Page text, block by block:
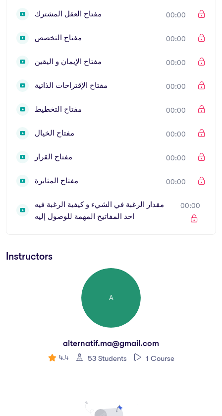
مفتاح العقل المشترك 00:00
مفتاح التخصص 00:00
مفتاح الإيمان و اليقين 00:00
مفتاح الإقتراحات الذاتية 00:00
مفتاح التخطيط 00:00
مفتاح الخيال 00:00
مفتاح القرار 00:00
مفتاح المثابرة 00:00
مقدار الرغبة في الشيء و كيفية الرغبة فيه
احد المفاتيح المهمة للوصول إليه
00:00
Instructors
A
alternatif.ma@gmail.com
4.4 53 Students 1 Course